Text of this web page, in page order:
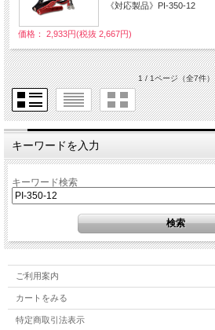
《対応製品》PI-350-12
価格： 2,933円(税抜 2,667円)
1 / 1ページ（全7件）
キーワードを入力
キーワード検索
ご利用案内
カートをみる
特定商取引法表示